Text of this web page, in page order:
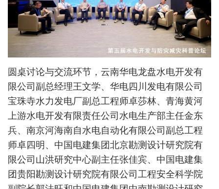
圆桌讨论与交流环节，云南华电龙盘水电开发有
限公司副总经理王文学、华电四川发电有限公司
宝珠寺水力发电厂副总工程师卓莎林、青海黄河
上游水电开发有限责任公司‌水电生产部主任金东
兵、南京河海南自水电自动化有限公司副总工程
师卓四明、‌中国电建集团北京勘测设计研究院有
限公司山洪研究中心副主任张佳宾、中国电建集
团贵阳勘测设计研究院有限公司工程安全科学院